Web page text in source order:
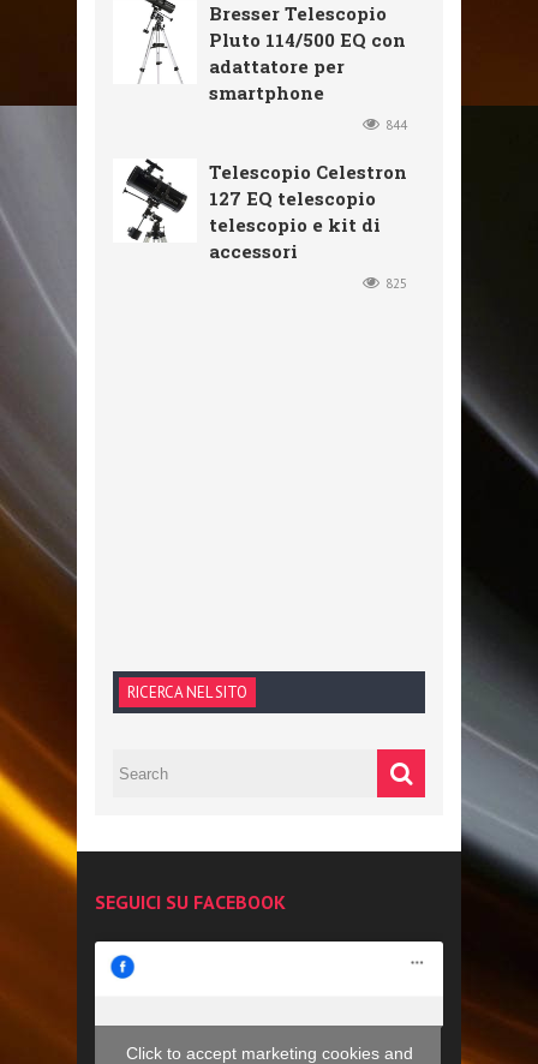
Bresser Telescopio
Pluto 114/500 EQ con
adattatore per
smartphone
844
Telescopio Celestron
127 EQ telescopio
telescopio e kit di
accessori
825
RICERCA NEL SITO
SEGUICI SU FACEBOOK
Click to accept marketing cookies and